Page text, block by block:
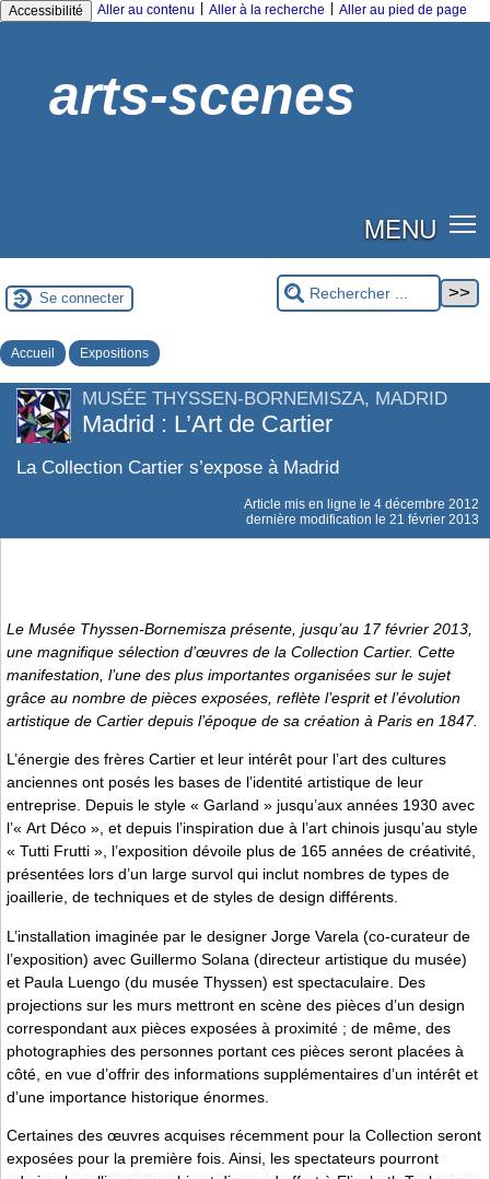
Accessibilité Aller au contenu Aller à la recherche Aller au pied de page
arts-scenes
MENU
Se connecter
Accueil Expositions
MUSÉE THYSSEN-BORNEMISZA, MADRID
Madrid : L’Art de Cartier
La Collection Cartier s’expose à Madrid
Article mis en ligne le 4 décembre 2012
dernière modification le 21 février 2013
Le Musée Thyssen-Bornemisza présente, jusqu’au 17 février 2013,
une magnifique sélection d’œuvres de la Collection Cartier. Cette
manifestation, l’une des plus importantes organisées sur le sujet
grâce au nombre de pièces exposées, reflète l’esprit et l’évolution
artistique de Cartier depuis l’époque de sa création à Paris en 1847.
L’énergie des frères Cartier et leur intérêt pour l’art des cultures
anciennes ont posés les bases de l’identité artistique de leur
entreprise. Depuis le style « Garland » jusqu’aux années 1930 avec
l’« Art Déco », et depuis l’inspiration due à l’art chinois jusqu’au style
« Tutti Frutti », l’exposition dévoile plus de 165 années de créativité,
présentées lors d’un large survol qui inclut nombres de types de
joaillerie, de techniques et de styles de design différents.
L’installation imaginée par le designer Jorge Varela (co-curateur de
l’exposition) avec Guillermo Solana (directeur artistique du musée)
et Paula Luengo (du musée Thyssen) est spectaculaire. Des
projections sur les murs mettront en scène des pièces d’un design
correspondant aux pièces exposées à proximité ; de même, des
photographies des personnes portant ces pièces seront placées à
côté, en vue d’offrir des informations supplémentaires d’un intérêt et
d’une importance historique énormes.
Certaines des œuvres acquises récemment pour la Collection seront
exposées pour la première fois. Ainsi, les spectateurs pourront